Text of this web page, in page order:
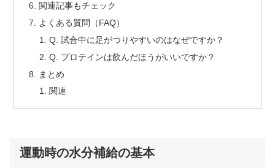
関連記事もチェック
よくある質問（FAQ）
Q. 試合中に足がつりやすいのはなぜですか？
Q. プロテインは飲んだほうがいいですか？
まとめ
関連
運動時の水分補給の基本